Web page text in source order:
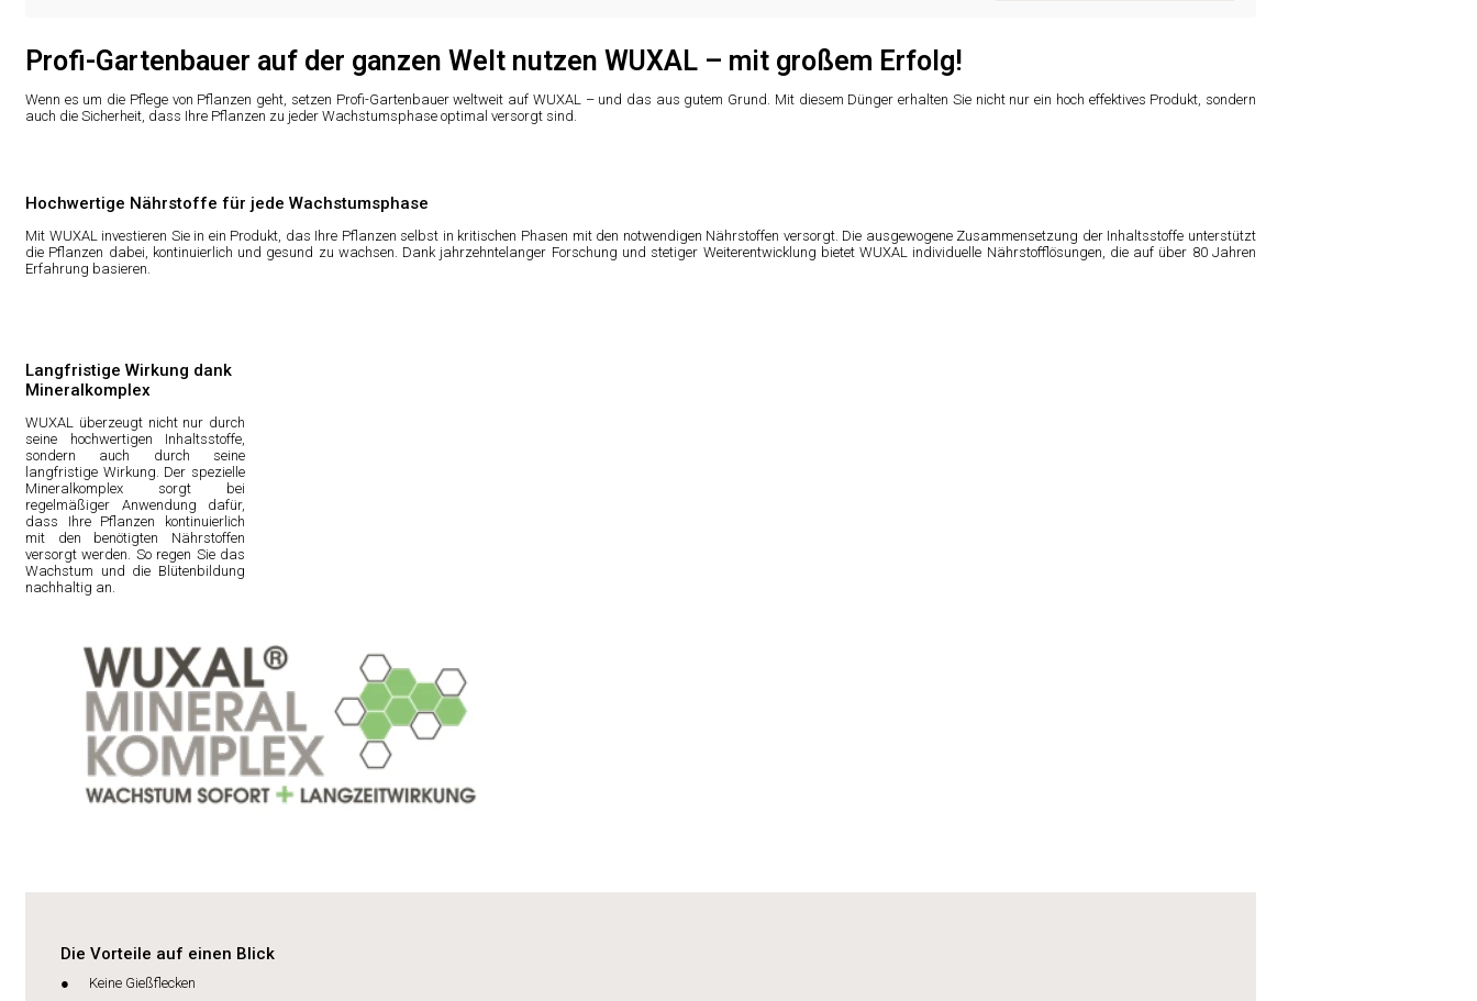
Profi-Gartenbauer auf der ganzen Welt nutzen WUXAL – mit großem Erfolg!
Wenn es um die Pflege von Pflanzen geht, setzen Profi-Gartenbauer weltweit auf WUXAL – und das aus gutem Grund. Mit diesem Dünger erhalten Sie nicht nur ein hoch effektives Produkt, sondern
auch die Sicherheit, dass Ihre Pflanzen zu jeder Wachstumsphase optimal versorgt sind.
Hochwertige Nährstoffe für jede Wachstumsphase
Mit WUXAL investieren Sie in ein Produkt, das Ihre Pflanzen selbst in kritischen Phasen mit den notwendigen Nährstoffen versorgt. Die ausgewogene Zusammensetzung der Inhaltsstoffe unterstützt
die Pflanzen dabei, kontinuierlich und gesund zu wachsen. Dank jahrzehntelanger Forschung und stetiger Weiterentwicklung bietet WUXAL individuelle Nährstofflösungen, die auf über 80 Jahren
Erfahrung basieren.
Langfristige Wirkung dank
Mineralkomplex
WUXAL überzeugt nicht nur durch
seine hochwertigen Inhaltsstoffe,
sondern auch durch seine
langfristige Wirkung. Der spezielle
Mineralkomplex sorgt bei
regelmäßiger Anwendung dafür,
dass Ihre Pflanzen kontinuierlich
mit den benötigten Nährstoffen
versorgt werden. So regen Sie das
Wachstum und die Blütenbildung
nachhaltig an.
Die Vorteile auf einen Blick
Keine Gießflecken